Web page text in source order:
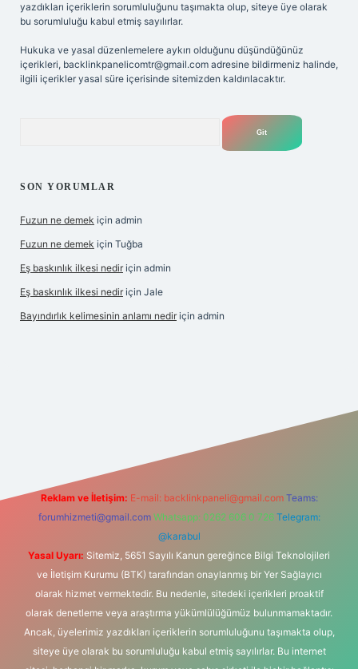
yazdıkları içeriklerin sorumluluğunu taşımakta olup, siteye üye olarak
bu sorumluluğu kabul etmiş sayılırlar.
Hukuka ve yasal düzenlemelere aykırı olduğunu düşündüğünüz
içerikleri, backlinkpanelicomtr@gmail.com adresine bildirmeniz halinde,
ilgili içerikler yasal süre içerisinde sitemizden kaldırılacaktır.
SON YORUMLAR
Fuzun ne demek için admin
Fuzun ne demek için Tuğba
Eş baskınlık ilkesi nedir için admin
Eş baskınlık ilkesi nedir için Jale
Bayındırlık kelimesinin anlamı nedir için admin
Reklam ve İletişim: E-mail: backlinkpaneli@gmail.com Teams:
forumhizmeti@gmail.com Whatsapp: 0262 606 0 726 Telegram:
@karabul
Yasal Uyarı: Sitemiz, 5651 Sayılı Kanun gereğince Bilgi Teknolojileri
ve İletişim Kurumu (BTK) tarafından onaylanmış bir Yer Sağlayıcı
olarak hizmet vermektedir. Bu nedenle, sitedeki içerikleri proaktif
olarak denetleme veya araştırma yükümlülüğümüz bulunmamaktadır.
Ancak, üyelerimiz yazdıkları içeriklerin sorumluluğunu taşımakta olup,
siteye üye olarak bu sorumluluğu kabul etmiş sayılırlar. Bu internet